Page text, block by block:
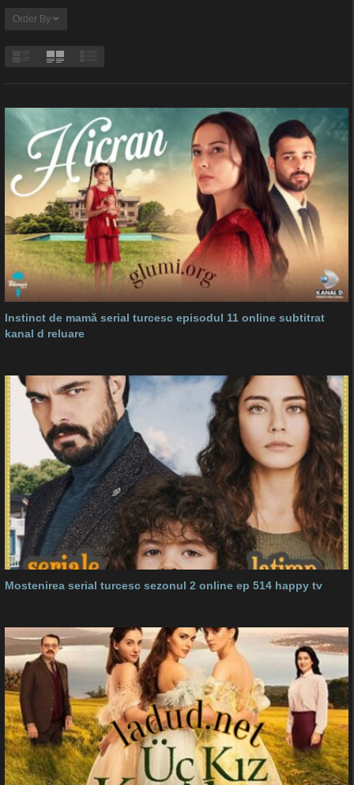
Order By
Instinct de mamă serial turcesc episodul 11 online subtitrat
kanal d reluare
Mostenirea serial turcesc sezonul 2 online ep 514 happy tv